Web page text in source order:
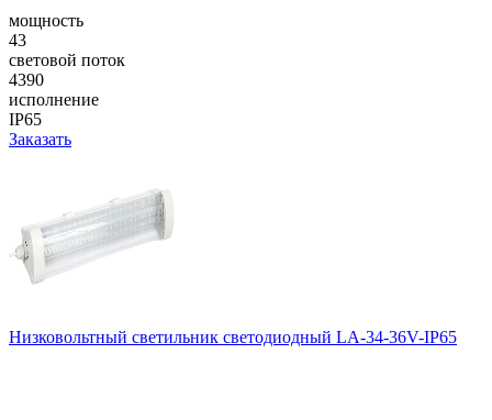
мощность
43
световой поток
4390
исполнение
IP65
Заказать
Низковольтный светильник светодиодный LA-34-36V-IP65